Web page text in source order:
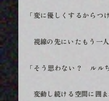
「変に優しくするからつ
視線の先にいたもう一人
「そう思わない？ ルル
変動し続ける空間に囲